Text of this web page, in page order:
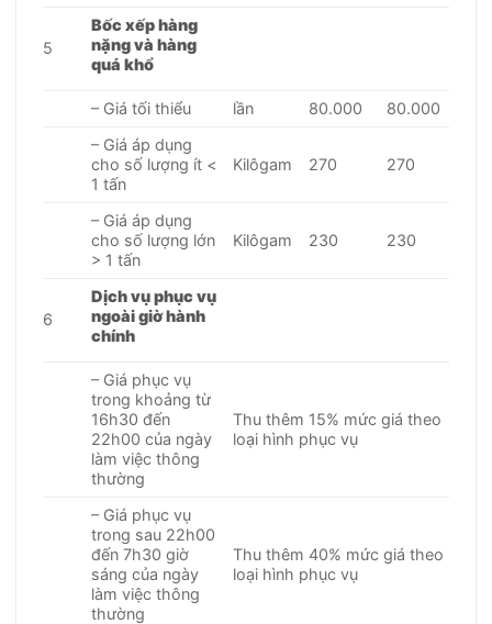
5
Bốc xếp hàng
nặng và hàng
quá khổ
– Giá tối thiểu lần 80.000
80.000
– Giá áp dụng
cho số lượng ít <
1 tấn
Kilôgam 270 270
– Giá áp dụng
cho số lượng lớn
> 1 tấn
Kilôgam 230 230
6
Dịch vụ phục vụ
ngoài giờ hành
chính
– Giá phục vụ
trong khoảng từ
16h30 đến
22h00 của ngày
làm việc thông
thường
Thu thêm 15% mức giá theo
loại hình phục vụ
– Giá phục vụ
trong sau 22h00
đến 7h30 giờ
sáng của ngày
làm việc thông
thường
Thu thêm 40% mức giá theo
loại hình phục vụ